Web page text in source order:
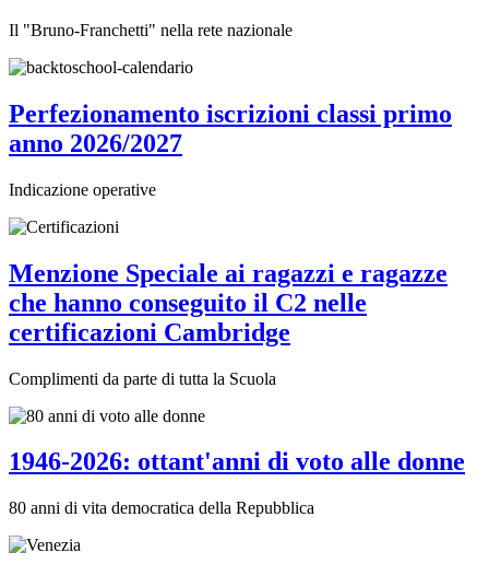
Il "Bruno-Franchetti" nella rete nazionale
Perfezionamento iscrizioni classi primo
anno 2026/2027
Indicazione operative
Menzione Speciale ai ragazzi e ragazze
che hanno conseguito il C2 nelle
certificazioni Cambridge
Complimenti da parte di tutta la Scuola
1946-2026: ottant'anni di voto alle donne
80 anni di vita democratica della Repubblica